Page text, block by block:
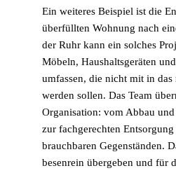
Ein weiteres Beispiel ist die
überfüllten Wohnung nach
der Ruhr kann ein solches
Möbeln, Haushaltsgeräten
umfassen, die nicht mit in das
werden sollen. Das Team
Organisation: vom Abbau
zur fachgerechten
brauchbaren Gegenständen.
besenrein übergeben und für